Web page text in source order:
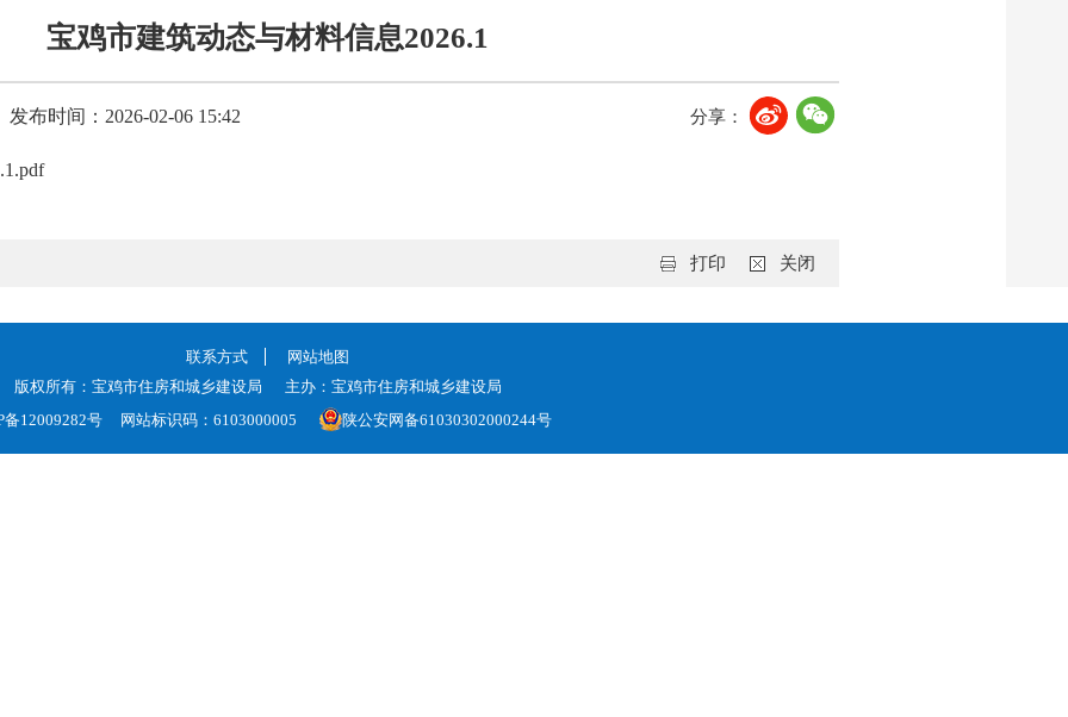
宝鸡市建筑动态与材料信息2026.1
发布时间：2026-02-06 15:42 分享：
关闭
打印
联系方式
网站地图
版权所有：宝鸡市住房和城乡建设局
主办：宝鸡市住房和城乡建设局
备12009282号
网站标识码：6103000005 陕公安网备61030302000244号